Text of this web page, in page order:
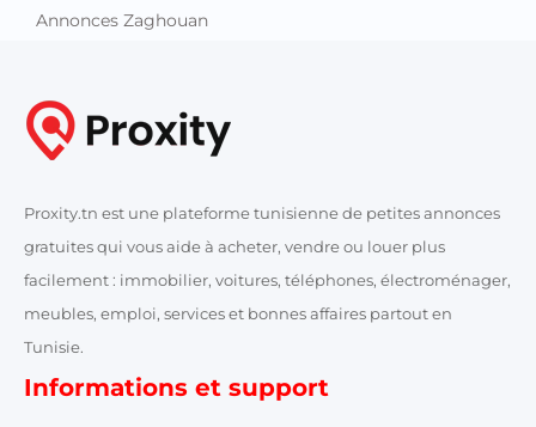
Annonces Zaghouan
Proxity.tn est une plateforme tunisienne de petites annonces
gratuites qui vous aide à acheter, vendre ou louer plus
facilement : immobilier, voitures, téléphones, électroménager,
meubles, emploi, services et bonnes affaires partout en
Tunisie.
Informations et support